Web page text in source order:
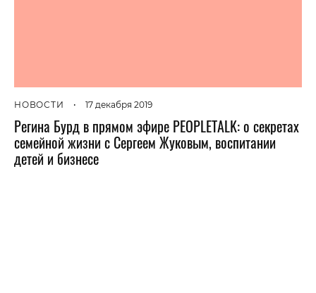
НОВОСТИ • 17 декабря 2019
Регина Бурд в прямом эфире PEOPLETALK: о секретах
семейной жизни с Сергеем Жуковым, воспитании
детей и бизнесе